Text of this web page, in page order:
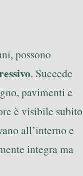
possono
. Succede
pavimenti e
è visibile subito
all’interno e
integra ma